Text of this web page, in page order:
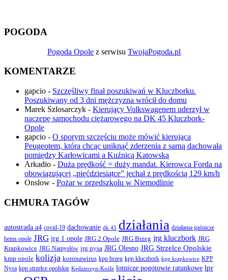
POGODA
Pogoda Opole z serwisu TwojaPogoda.pl
KOMENTARZE
gapcio - Szczęśliwy finał poszukiwań w Kluczborku.
Poszukiwany od 3 dni mężczyzna wrócił do domu
Marek Szlosarczyk - Kierujący Volkswagenem uderzył w
naczepę samochodu ciężarowego na DK 45 Kluczbork-
Opole
gapcio - O sporym szczęściu może mówić kierująca
Peugeotem, która chcąc uniknąć zderzenia z sarną dachowała
pomiędzy Karłowicami a Kuźnicą Katowską
Arkadio - Duża prędkość = duży mandat. Kierowca Forda na
obowiązującej „pięćdziesiątce” jechał z prędkością 129 km/h
Onslow - Pożar w przedszkolu w Niemodlinie
CHMURA TAGÓW
autostrada a4 covid-19 dachowanie dk 45 działania działania gaśnicze
hems opole JRG jrg 1 opole JRG 2 Opole JRG Brzeg jrg kluczbork JRG
Krapkowice JRG Namysłów jrg nysa JRG Olesno JRG Strzelce Opolskie
kmp opole kolizja koronawirus kpp brzeg kpp kluczbork kpp krapkowice KPP
Nysa kpp strzelce opolskie Kędzierzyn-Koźle lotnicze pogotowie ratunkowe lpr